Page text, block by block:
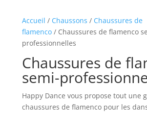
Accueil / Chaussons / Chaussures de
flamenco/ Chaussures de flamenco
professionnelles
Chaussures de
semi-
Happy Dance vous propose tout une
chaussures de flamenco pour les